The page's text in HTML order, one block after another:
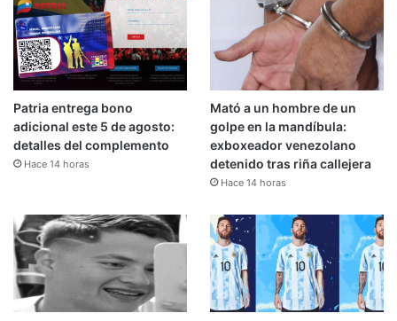
Patria entrega bono
adicional este 5 de agosto:
detalles del complemento
Hace 14 horas
Mató a un hombre de un
golpe en la mandíbula:
exboxeador venezolano
detenido tras riña callejera
Hace 14 horas